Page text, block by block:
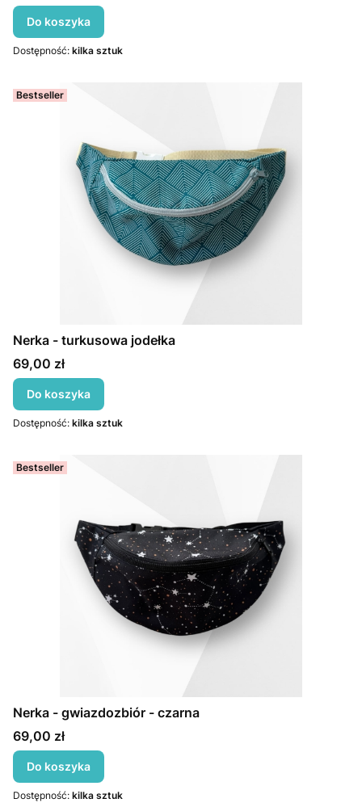
Do koszyka
Dostępność: kilka sztuk
Bestseller
Nerka - turkusowa jodełka
Cena
69,00 zł
Do koszyka
Dostępność: kilka sztuk
Bestseller
Nerka - gwiazdozbiór - czarna
Cena
69,00 zł
Do koszyka
Dostępność: kilka sztuk